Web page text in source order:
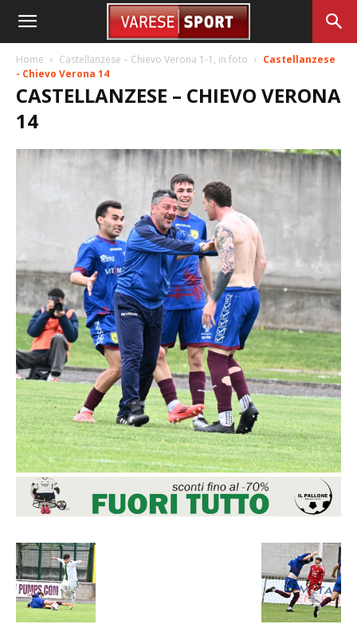
Home Castellanzese – Chievo Verona 1-1, in foto
Castellanzese
- Chievo Verona 14
CASTELLANZESE – CHIEVO VERONA
14